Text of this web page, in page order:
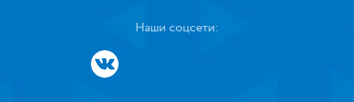
Наши соцсети: